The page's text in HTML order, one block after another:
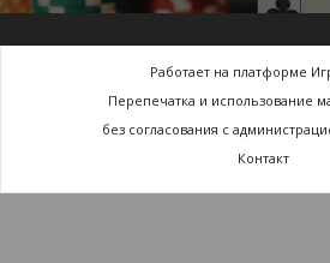
Работает на платформе
Перепечатка и использование
без согласования с
Контакт